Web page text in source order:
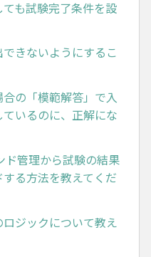
ても試験完了条件を設
できないようにするこ
合の「模範解答」で入
いるのに、正解にな
ド管理から試験の結果
する方法を教えてくだ
ロジックについて教え